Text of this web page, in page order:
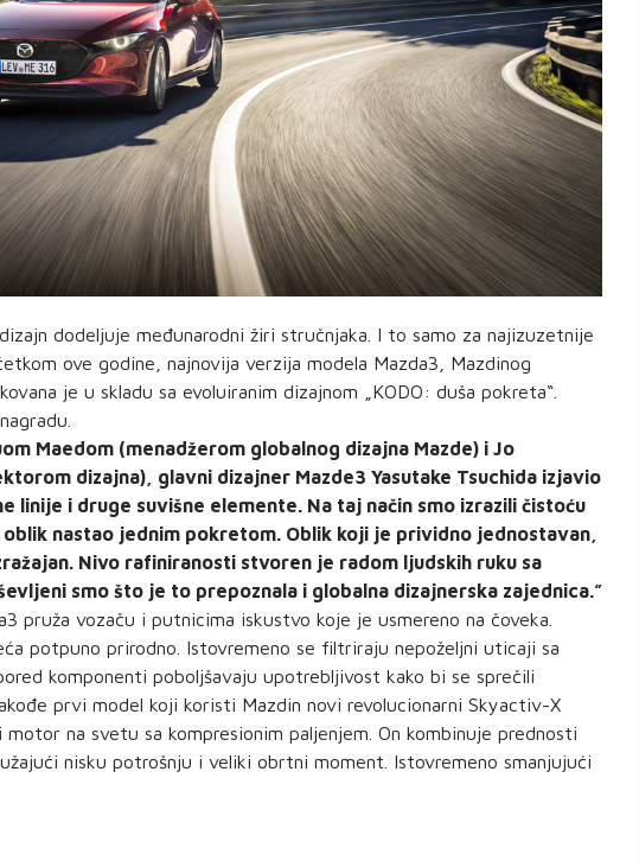
dodeljuje međunarodni žiri stručnjaka. I to samo za najizuzetnije
ove godine, najnovija verzija modela Mazda3, Mazdinog
je u skladu sa evoluiranim dizajnom „KODO: duša pokreta“.
Maedom (menadžerom globalnog dizajna Mazde) i Jo
dizajna), glavni dizajner Mazde3 Yasutake Tsuchida izjavio
linije i druge suvišne elemente. Na taj način smo izrazili čistoću
nastao jednim pokretom. Oblik koji je prividno jednostavan,
Nivo rafiniranosti stvoren je radom ljudskih ruku sa
smo što je to prepoznala i globalna dizajnerska zajednica.”
pruža vozaču i putnicima iskustvo koje je usmereno na čoveka.
potpuno prirodno. Istovremeno se filtriraju nepoželjni uticaji sa
komponenti poboljšavaju upotrebljivost kako bi se sprečili
prvi model koji koristi Mazdin novi revolucionarni Skyactiv-X
na svetu sa kompresionim paljenjem. On kombinuje prednosti
nisku potrošnju i veliki obrtni moment. Istovremeno smanjujući